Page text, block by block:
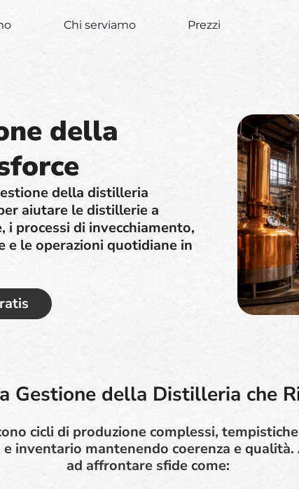
Chi serviamo Prezzi
della
della distilleria
aiutare le distillerie a
processi di invecchiamento,
le operazioni quotidiane in
Gestione della Distilleria che
cicli di produzione complessi,
inventario mantenendo coerenza e
ad affrontare sfide come: